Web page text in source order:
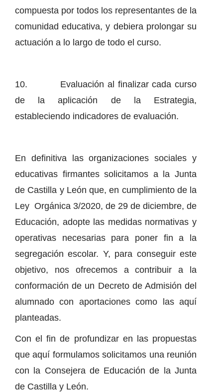
compuesta por todos los representantes de la
comunidad educativa, y debiera prolongar su
actuación a lo largo de todo el curso.
10. Evaluación al finalizar cada curso
de la aplicación de la Estrategia,
estableciendo indicadores de evaluación.
En definitiva las organizaciones sociales y
educativas firmantes solicitamos a la Junta
de Castilla y León que, en cumplimiento de la
Ley Orgánica 3/2020, de 29 de diciembre, de
Educación, adopte las medidas normativas y
operativas necesarias para poner fin a la
segregación escolar. Y, para conseguir este
objetivo, nos ofrecemos a contribuir a la
conformación de un Decreto de Admisión del
alumnado con aportaciones como las aquí
planteadas.
Con el fin de profundizar en las propuestas
que aquí formulamos solicitamos una reunión
con la Consejera de Educación de la Junta
de Castilla y León.